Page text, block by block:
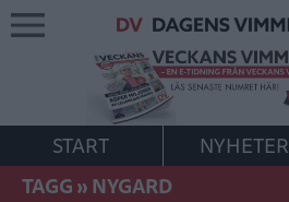
START NYHETER
TAGG»NYGARD